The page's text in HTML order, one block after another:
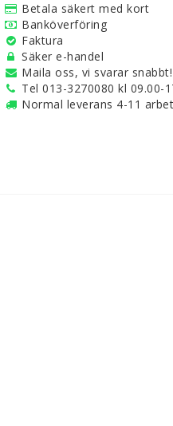
Betala säkert med kort
Banköverföring
Faktura
Säker e-handel
Maila oss, vi svarar snabbt!
Tel 013-3270080 kl 09.00-
Normal leverans 4-11